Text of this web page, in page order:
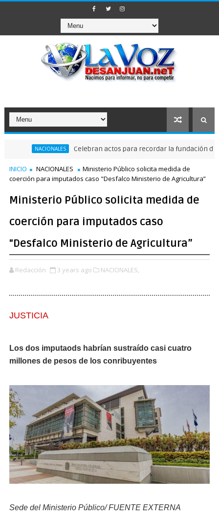
NACIONALES Celebran actos para recordar la fundación de Santo
INICIO NACIONALES
Ministerio Público solicita medida de
coerción para imputados caso "Desfalco Ministerio de Agricultura”
Ministerio Público solicita medida de
coerción para imputados caso
"Desfalco Ministerio de Agricultura”
Redacción 3 years ago NACIONALES,
JUSTICIA
Los dos imputaods habrían sustraído casi cuatro
millones de pesos de los conribuyentes
Sede del Ministerio Público/ FUENTE EXTERNA